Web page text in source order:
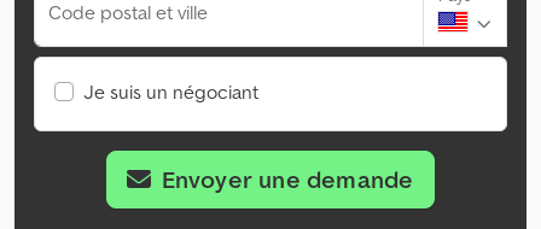
Code postal et ville
Je suis un négociant
Envoyer une demande